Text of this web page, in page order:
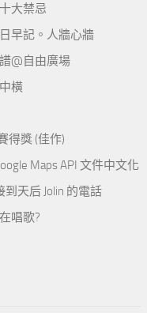
大禁忌
早記。人牆心牆
@自由廣場
橫
得獎 (佳作)
Maps API 文件中文化
天后 Jolin 的電話
唱歌?